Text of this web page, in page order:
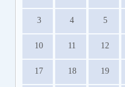
3 4 5
10 11 12
17 18 19